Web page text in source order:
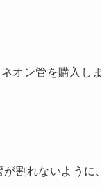
オン管を購入し
割れないように